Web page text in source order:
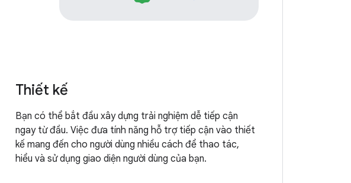
Thiết kế
Bạn có thể bắt đầu xây dựng trải nghiệm dễ tiếp cận
ngay từ đầu. Việc đưa tính năng hỗ trợ tiếp cận vào thiết
kế mang đến cho người dùng nhiều cách để thao tác,
hiểu và sử dụng giao diện người dùng của bạn.